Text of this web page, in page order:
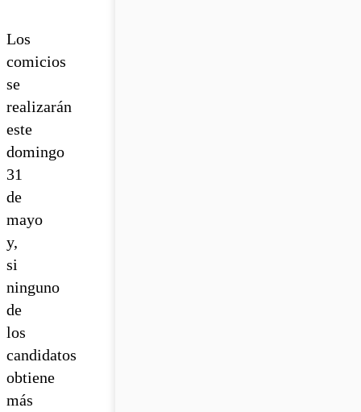
Los
comicios
se
realizarán
este
domingo
31
de
mayo
y,
si
ninguno
de
los
candidatos
obtiene
más